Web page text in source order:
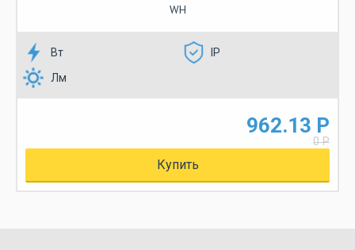
WH
Вт
IP
Лм
962.13 Р
0 Р
Купить